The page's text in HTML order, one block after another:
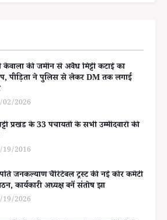
केवाला की जमीन से अवैध मिट्टी कटाई का
पीड़िता ने पुलिस से लेकर DM तक लगाई
02/2026
प्रखंड के 33 पंचायतों के सभी उम्मीदवारों की
19/2016
जनकल्याण चैरिटेबल ट्रस्ट की नई कोर कमेटी
कार्यकारी अध्यक्ष बनें संतोष झा
19/2026